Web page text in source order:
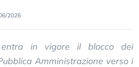
2026
in vigore il blocco dei
Amministrazione verso i